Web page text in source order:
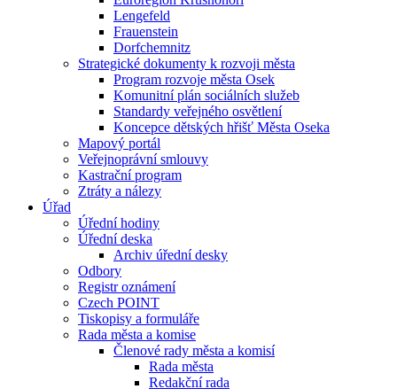
Lengefeld
Frauenstein
Dorfchemnitz
Strategické dokumenty k rozvoji města
Program rozvoje města Osek
Komunitní plán sociálních služeb
Standardy veřejného osvětlení
Koncepce dětských hřišť Města Oseka
Mapový portál
Veřejnoprávní smlouvy
Kastrační program
Ztráty a nálezy
Úřad
Úřední hodiny
Úřední deska
Archiv úřední desky
Odbory
Registr oznámení
Czech POINT
Tiskopisy a formuláře
Rada města a komise
Členové rady města a komisí
Rada města
Redakční rada